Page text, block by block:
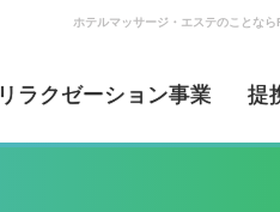
ホテルマッサージ・エステのことな
リラクゼーション事業 提